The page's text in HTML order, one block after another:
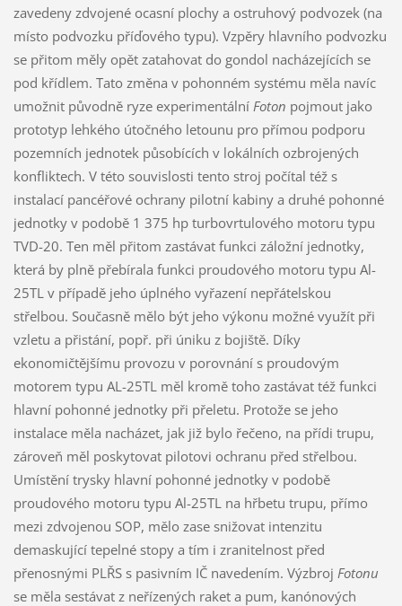
zavedeny zdvojené ocasní plochy a ostruhový podvozek (na
místo podvozku příďového typu). Vzpěry hlavního podvozku
se přitom měly opět zatahovat do gondol nacházejících se
pod křídlem. Tato změna v pohonném systému měla navíc
umožnit původně ryze experimentální Foton pojmout jako
prototyp lehkého útočného letounu pro přímou podporu
pozemních jednotek působících v lokálních ozbrojených
konfliktech. V této souvislosti tento stroj počítal též s
instalací pancéřové ochrany pilotní kabiny a druhé pohonné
jednotky v podobě 1 375 hp turbovrtulového motoru typu
TVD-20. Ten měl přitom zastávat funkci záložní jednotky,
která by plně přebírala funkci proudového motoru typu Al-
25TL v případě jeho úplného vyřazení nepřátelskou
střelbou. Současně mělo být jeho výkonu možné využít při
vzletu a přistání, popř. při úniku z bojiště. Díky
ekonomičtějšímu provozu v porovnání s proudovým
motorem typu AL-25TL měl kromě toho zastávat též funkci
hlavní pohonné jednotky při přeletu. Protože se jeho
instalace měla nacházet, jak již bylo řečeno, na přídi trupu,
zároveň měl poskytovat pilotovi ochranu před střelbou.
Umístění trysky hlavní pohonné jednotky v podobě
proudového motoru typu Al-25TL na hřbetu trupu, přímo
mezi zdvojenou SOP, mělo zase snižovat intenzitu
demaskující tepelné stopy a tím i zranitelnost před
přenosnými PLŘS s pasivním IČ navedením. Výzbroj Fotonu
se měla sestávat z neřízených raket a pum, kanónových